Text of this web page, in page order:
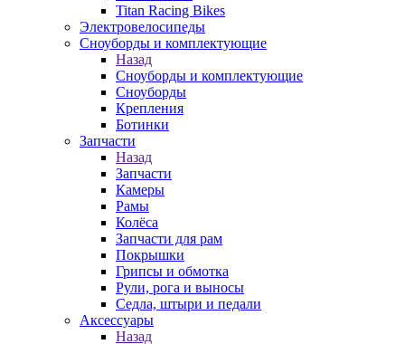
Titan Racing Bikes
Электровелосипеды
Cноуборды и комплектующие
Назад
Cноуборды и комплектующие
Сноуборды
Крепления
Ботинки
Запчасти
Назад
Запчасти
Камеры
Рамы
Колёса
Запчасти для рам
Покрышки
Грипсы и обмотка
Рули, рога и выносы
Седла, штыри и педали
Аксессуары
Назад